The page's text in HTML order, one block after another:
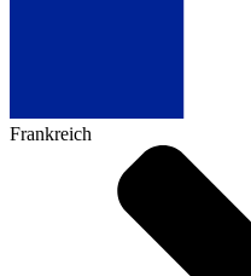
Frankreich